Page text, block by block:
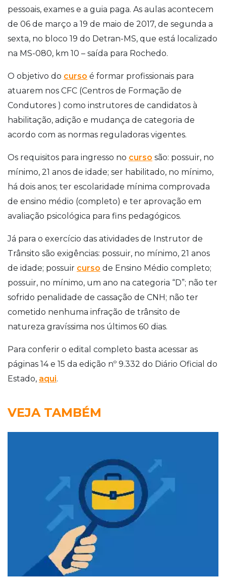
pessoais, exames e a guia paga. As aulas acontecem
de 06 de março a 19 de maio de 2017, de segunda a
sexta, no bloco 19 do Detran-MS, que está localizado
na MS-080, km 10 – saída para Rochedo.
O objetivo do curso é formar profissionais para
atuarem nos CFC (Centros de Formação de
Condutores ) como instrutores de candidatos à
habilitação, adição e mudança de categoria de
acordo com as normas reguladoras vigentes.
Os requisitos para ingresso no curso são: possuir, no
mínimo, 21 anos de idade; ser habilitado, no mínimo,
há dois anos; ter escolaridade mínima comprovada
de ensino médio (completo) e ter aprovação em
avaliação psicológica para fins pedagógicos.
Já para o exercício das atividades de Instrutor de
Trânsito são exigências: possuir, no mínimo, 21 anos
de idade; possuir curso de Ensino Médio completo;
possuir, no mínimo, um ano na categoria “D”; não ter
sofrido penalidade de cassação de CNH; não ter
cometido nenhuma infração de trânsito de
natureza gravíssima nos últimos 60 dias.
Para conferir o edital completo basta acessar as
páginas 14 e 15 da edição nº 9.332 do Diário Oficial do
Estado, aqui.
VEJA TAMBÉM